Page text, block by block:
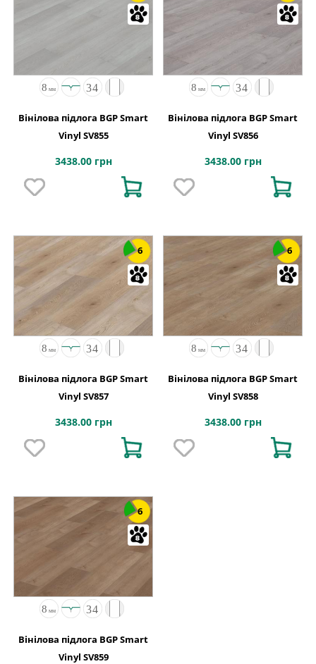
Вінілова підлога BGP Smart
Vinyl SV855
3438.00 грн
Вінілова підлога BGP Smart
Vinyl SV856
3438.00 грн
6
Вінілова підлога BGP Smart
Vinyl SV857
3438.00 грн
6
Вінілова підлога BGP Smart
Vinyl SV858
3438.00 грн
6
Вінілова підлога BGP Smart
Vinyl SV859